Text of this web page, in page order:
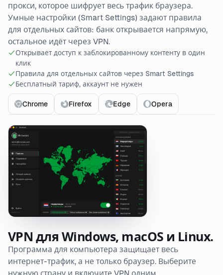
прокси, которое шифрует весь трафик браузера.
Умные настройки (Smart Settings) задают правила
для отдельных сайтов: банк открывается напрямую,
остальное идёт через VPN.
Открывает доступ к заблокированному контенту в один
клик
Правила для отдельных сайтов через Smart Settings
Бесплатный тариф, аккаунт не нужен
Chrome Firefox Edge Opera
VPN для Windows, macOS и Linux.
Программа для компьютера защищает весь
интернет-трафик, а не только браузер. Выберите
нужную страну и включите VPN одним